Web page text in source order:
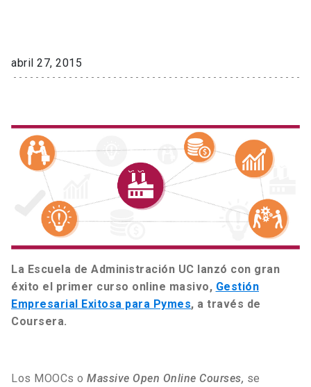
abril 27, 2015
La Escuela de Administración UC lanzó con gran
éxito el primer curso online masivo, Gestión
Empresarial Exitosa para Pymes, a través de
Coursera.
Los MOOCs o Massive Open Online Courses, se